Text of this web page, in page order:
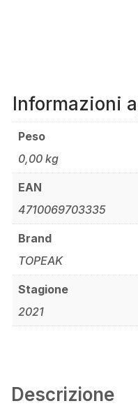
Informazioni
Peso
0,00 kg
EAN
4710069703335
Brand
TOPEAK
Stagione
2021
Descrizione